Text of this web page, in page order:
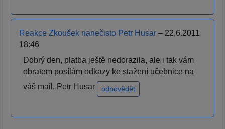
Reakce Zkoušek nanečisto Petr Husar – 22.6.2011
18:46
Dobrý den, platba ještě nedorazila, ale i tak vám
obratem posílám odkazy ke stažení učebnice na
váš mail. Petr Husar
odpovědět